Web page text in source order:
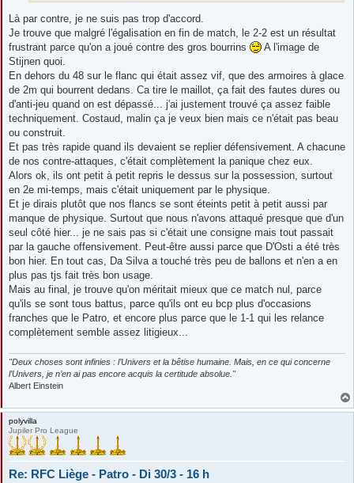
Là par contre, je ne suis pas trop d'accord.
Je trouve que malgré l'égalisation en fin de match, le 2-2 est un résultat
frustrant parce qu'on a joué contre des gros bourrins
A l'image de
Stijnen quoi.
En dehors du 48 sur le flanc qui était assez vif, que des armoires à glace
de 2m qui bourrent dedans. Ca tire le maillot, ça fait des fautes dures ou
d'anti-jeu quand on est dépassé... j'ai justement trouvé ça assez faible
techniquement. Costaud, malin ça je veux bien mais ce n'était pas beau
ou construit.
Et pas très rapide quand ils devaient se replier défensivement. A chacune
de nos contre-attaques, c'était complètement la panique chez eux.
Alors ok, ils ont petit à petit repris le dessus sur la possession, surtout
en 2e mi-temps, mais c'était uniquement par le physique.
Et je dirais plutôt que nos flancs se sont éteints petit à petit aussi par
manque de physique. Surtout que nous n'avons attaqué presque que d'un
seul côté hier... je ne sais pas si c'était une consigne mais tout passait
par la gauche offensivement. Peut-être aussi parce que D'Osti a été très
bon hier. En tout cas, Da Silva a touché très peu de ballons et n'en a en
plus pas tjs fait très bon usage.
Mais au final, je trouve qu'on méritait mieux que ce match nul, parce
qu'ils se sont tous battus, parce qu'ils ont eu bcp plus d'occasions
franches que le Patro, et encore plus parce que le 1-1 qui les relance
complètement semble assez litigieux...
"Deux choses sont infinies : l’Univers et la bêtise humaine. Mais, en ce qui concerne
l’Univers, je n’en ai pas encore acquis la certitude absolue."
Albert Einstein
polyvilla
Jupiler Pro League
Re: RFC Liège - Patro - Di 30/3 - 16 h